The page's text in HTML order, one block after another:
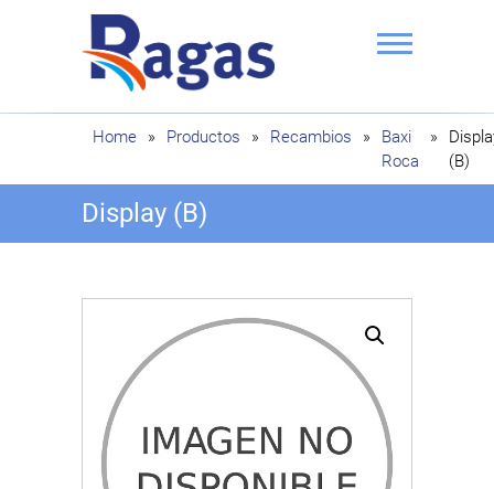
Ragas
Home » Productos » Recambios »
Baxi
Roca
»
(B)
Display (B)